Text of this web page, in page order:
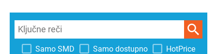
Samo SMD Samo dostupno HotPrice